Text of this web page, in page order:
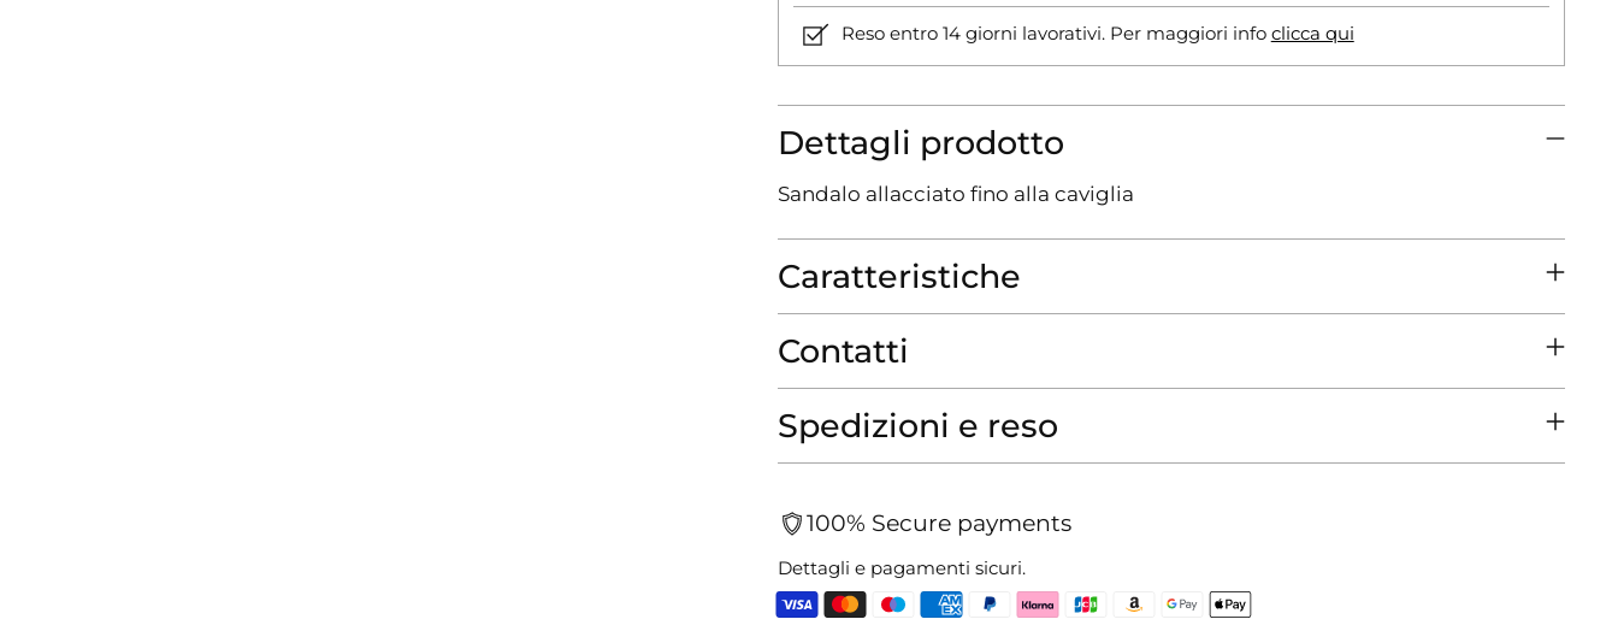
Reso entro 14 giorni lavorativi. Per maggiori info clicca qui
Dettagli prodotto
Sandalo allacciato fino alla caviglia
Caratteristiche
Contatti
Spedizioni e reso
100% Secure payments
Dettagli e pagamenti sicuri.